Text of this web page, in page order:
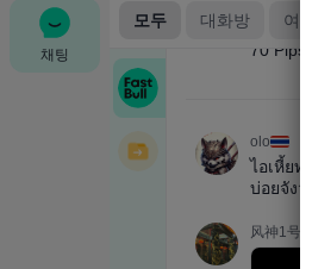
채팅